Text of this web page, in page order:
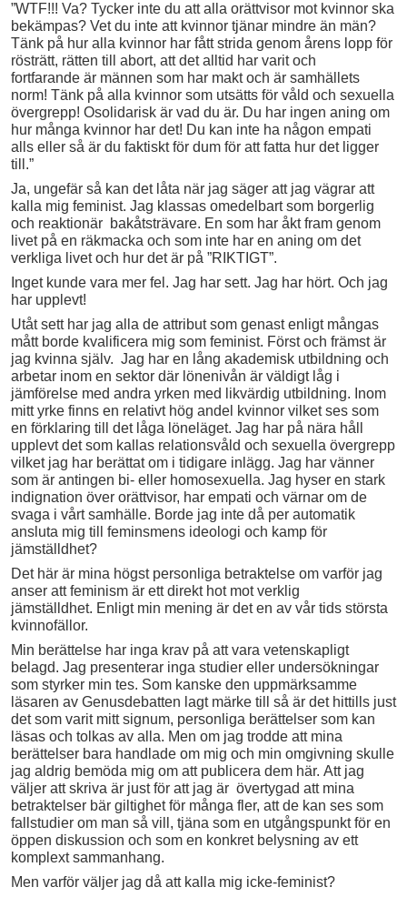
”WTF!!! Va? Tycker inte du att alla orättvisor mot kvinnor ska
bekämpas? Vet du inte att kvinnor tjänar mindre än män?
Tänk på hur alla kvinnor har fått strida genom årens lopp för
rösträtt, rätten till abort, att det alltid har varit och
fortfarande är männen som har makt och är samhällets
norm! Tänk på alla kvinnor som utsätts för våld och sexuella
övergrepp! Osolidarisk är vad du är. Du har ingen aning om
hur många kvinnor har det! Du kan inte ha någon empati
alls eller så är du faktiskt för dum för att fatta hur det ligger
till.”
Ja, ungefär så kan det låta när jag säger att jag vägrar att
kalla mig feminist. Jag klassas omedelbart som borgerlig
och reaktionär bakåtsträvare. En som har åkt fram genom
livet på en räkmacka och som inte har en aning om det
verkliga livet och hur det är på ”RIKTIGT”.
Inget kunde vara mer fel. Jag har sett. Jag har hört. Och jag
har upplevt!
Utåt sett har jag alla de attribut som genast enligt mångas
mått borde kvalificera mig som feminist. Först och främst är
jag kvinna själv. Jag har en lång akademisk utbildning och
arbetar inom en sektor där lönenivån är väldigt låg i
jämförelse med andra yrken med likvärdig utbildning. Inom
mitt yrke finns en relativt hög andel kvinnor vilket ses som
en förklaring till det låga löneläget. Jag har på nära håll
upplevt det som kallas relationsvåld och sexuella övergrepp
vilket jag har berättat om i tidigare inlägg. Jag har vänner
som är antingen bi- eller homosexuella. Jag hyser en stark
indignation över orättvisor, har empati och värnar om de
svaga i vårt samhälle. Borde jag inte då per automatik
ansluta mig till feminsmens ideologi och kamp för
jämställdhet?
Det här är mina högst personliga betraktelse om varför jag
anser att feminism är ett direkt hot mot verklig
jämställdhet. Enligt min mening är det en av vår tids största
kvinnofällor.
Min berättelse har inga krav på att vara vetenskapligt
belagd. Jag presenterar inga studier eller undersökningar
som styrker min tes. Som kanske den uppmärksamme
läsaren av Genusdebatten lagt märke till så är det hittills just
det som varit mitt signum, personliga berättelser som kan
läsas och tolkas av alla. Men om jag trodde att mina
berättelser bara handlade om mig och min omgivning skulle
jag aldrig bemöda mig om att publicera dem här. Att jag
väljer att skriva är just för att jag är övertygad att mina
betraktelser bär giltighet för många fler, att de kan ses som
fallstudier om man så vill, tjäna som en utgångspunkt för en
öppen diskussion och som en konkret belysning av ett
komplext sammanhang.
Men varför väljer jag då att kalla mig icke-feminist?